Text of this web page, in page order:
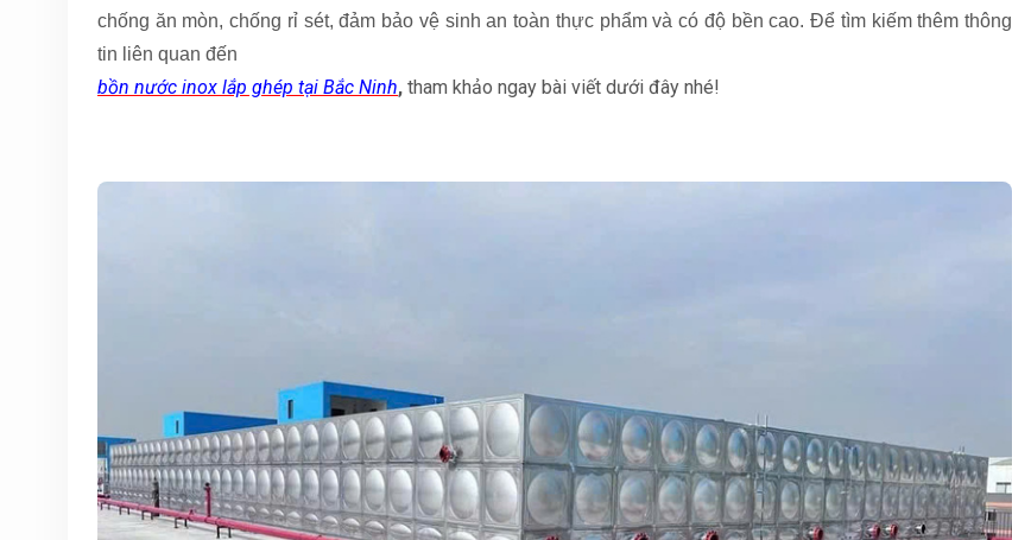
chống ăn mòn, chống rỉ sét, đảm bảo vệ sinh an toàn thực phẩm và có độ bền cao. Để tìm kiếm thêm thông
tin liên quan đến
bồn nước inox lắp ghép tại Bắc Ninh, tham khảo ngay bài viết dưới đây nhé!